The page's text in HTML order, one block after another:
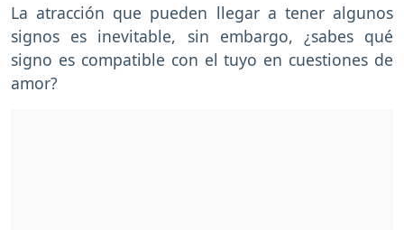
La atracción que pueden llegar a tener algunos
signos es inevitable, sin embargo, ¿sabes qué
signo es compatible con el tuyo en cuestiones de
amor?